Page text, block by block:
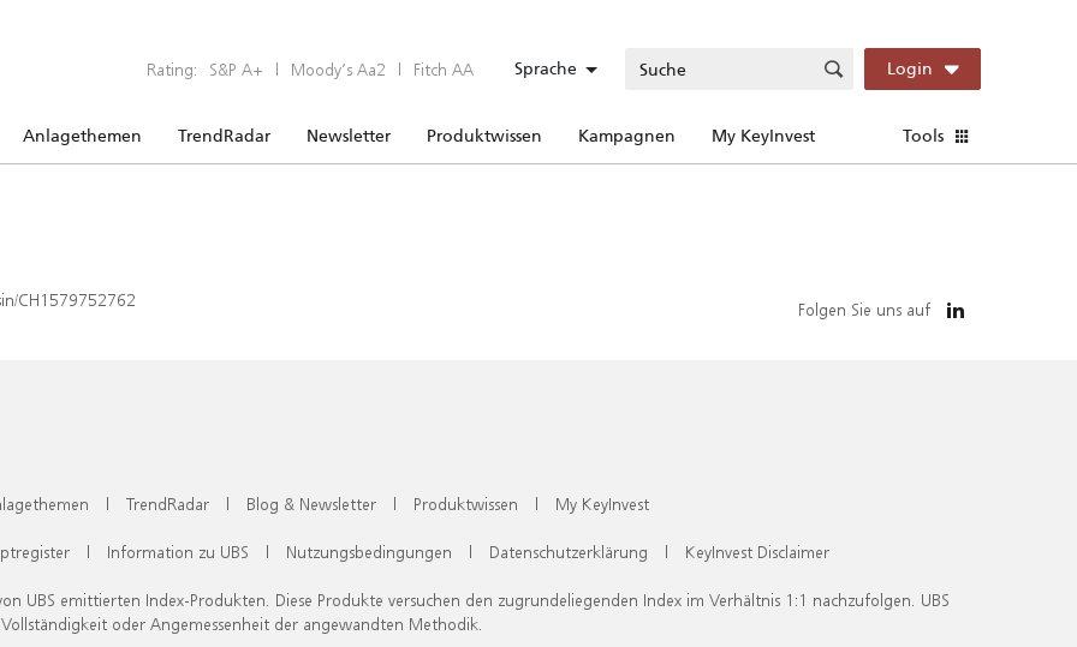
Rating: S&P A+ | Moody’s Aa2 | Fitch AA Sprache Login
Anlagethemen TrendRadar Newsletter Produktwissen Kampagnen My KeyInvest Tools
CH1579752762 Folgen Sie uns auf
| TrendRadar | Blog & Newsletter | Produktwissen | My KeyInvest
| Information zu UBS | Nutzungsbedingungen | Datenschutzerklärung | KeyInvest Disclaimer
UBS emittierten Index-Produkten. Diese Produkte versuchen den zugrundeliegenden Index im Verhältnis 1:1 nachzufolgen. UBS
oder Angemessenheit der angewandten Methodik.